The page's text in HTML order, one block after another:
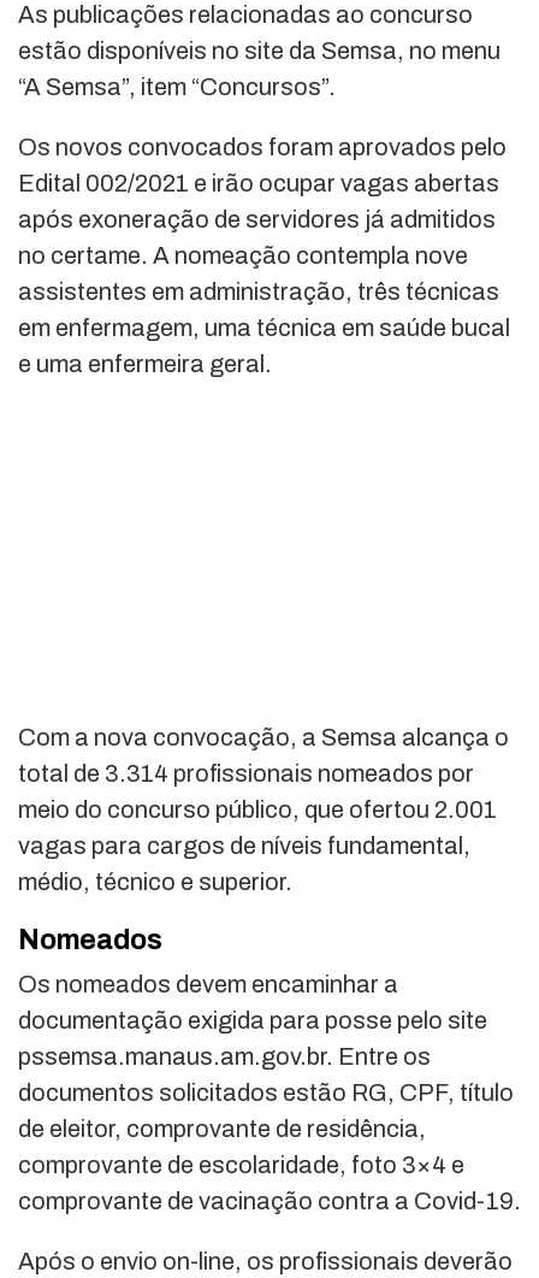
As publicações relacionadas ao concurso
estão disponíveis no site da Semsa, no menu
“A Semsa”, item “Concursos”.
Os novos convocados foram aprovados pelo
Edital 002/2021 e irão ocupar vagas abertas
após exoneração de servidores já admitidos
no certame. A nomeação contempla nove
assistentes em administração, três técnicas
em enfermagem, uma técnica em saúde bucal
e uma enfermeira geral.
Com a nova convocação, a Semsa alcança o
total de 3.314 profissionais nomeados por
meio do concurso público, que ofertou 2.001
vagas para cargos de níveis fundamental,
médio, técnico e superior.
Nomeados
Os nomeados devem encaminhar a
documentação exigida para posse pelo site
pssemsa.manaus.am.gov.br. Entre os
documentos solicitados estão RG, CPF, título
de eleitor, comprovante de residência,
comprovante de escolaridade, foto 3×4 e
comprovante de vacinação contra a Covid-19.
Após o envio on-line, os profissionais deverão